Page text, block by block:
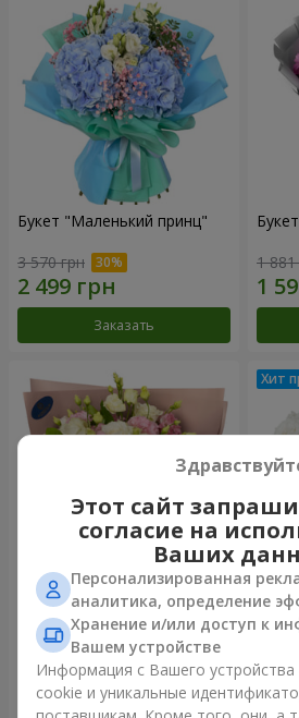
Букет "Маленький принц"
3 570 грн
Заказать
1 881
Букет "Панна Котта"
2 249 грн
Заказать
Этот сайт
согласие на
Ваших
Персонализированная
аналитика, определение
Хранение и/или доступ к
Вашем устройстве
Информация с Вашего
cookie и уникальные